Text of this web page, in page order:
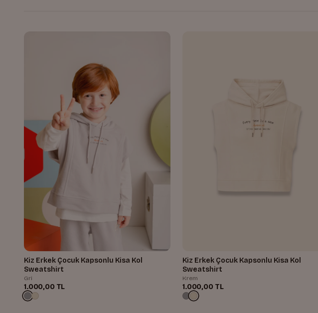
Kiz Erkek Çocuk Kapsonlu Kisa Kol
Sweatshirt
Gri
1.000,00 TL
Kiz Erkek Çocuk Kapsonlu Kisa Kol
Sweatshirt
Krem
1.000,00 TL